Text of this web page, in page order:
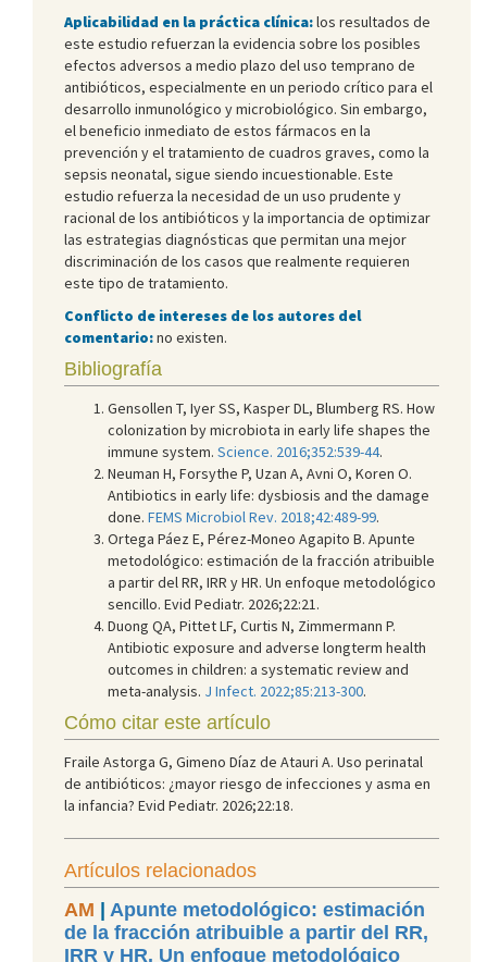
Aplicabilidad en la práctica clínica:los resultados de
este estudio refuerzan la evidencia sobre los posibles
efectos adversos a medio plazo del uso temprano de
antibióticos, especialmente en un periodo crítico para el
desarrollo inmunológico y microbiológico. Sin embargo,
el beneficio inmediato de estos fármacos en la
prevención y el tratamiento de cuadros graves, como la
sepsis neonatal, sigue siendo incuestionable. Este
estudio refuerza la necesidad de un uso prudente y
racional de los antibióticos y la importancia de optimizar
las estrategias diagnósticas que permitan una mejor
discriminación de los casos que realmente requieren
este tipo de tratamiento.
Conflicto de intereses de los autores del
comentario:no existen.
Bibliografía
Gensollen T, Iyer SS, Kasper DL, Blumberg RS. How
colonization by microbiota in early life shapes the
immune system. Science. 2016;352:539-44.
Neuman H, Forsythe P, Uzan A, Avni O, Koren O.
Antibiotics in early life: dysbiosis and the damage
done. FEMS Microbiol Rev. 2018;42:489-99.
Ortega Páez E, Pérez-Moneo Agapito B. Apunte
metodológico: estimación de la fracción atribuible
a partir del RR, IRR y HR. Un enfoque metodológico
sencillo. Evid Pediatr. 2026;22:21.
Duong QA, Pittet LF, Curtis N, Zimmermann P.
Antibiotic exposure and adverse longterm health
outcomes in children: a systematic review and
meta-analysis. J Infect. 2022;85:213-300.
Cómo citar este artículo
Fraile Astorga G, Gimeno Díaz de Atauri A. Uso perinatal
de antibióticos: ¿mayor riesgo de infecciones y asma en
la infancia? Evid Pediatr. 2026;22:18.
Artículos relacionados
AM | Apunte metodológico: estimación
de la fracción atribuible a partir del RR,
IRR y HR. Un enfoque metodológico